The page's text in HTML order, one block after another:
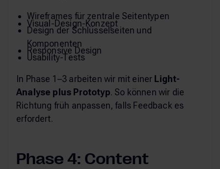
Wireframes für zentrale Seitentypen
Visual-Design-Konzept
Design der Schlüsselseiten und
Komponenten
Responsive Design
Usability-Tests
In Phase 1–3 arbeiten wir mit einer Light-
Analyse plus Prototyp. So können wir die
Richtung früh anpassen, falls Feedback es
erfordert.
Phase 4: Content